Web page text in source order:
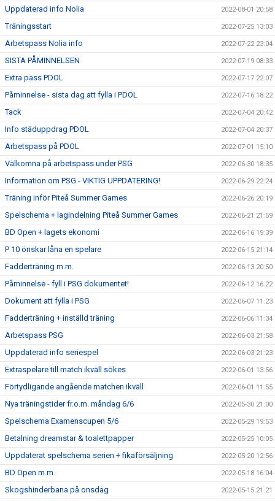
Uppdaterad info Nolia 2022-08-01 20:58
Träningsstart 2022-07-25 13:03
Arbetspass Nolia info 2022-07-22 23:04
SISTA PÅMINNELSEN 2022-07-19 08:33
Extra pass PDOL 2022-07-17 22:07
Påminnelse - sista dag att fylla i PDOL 2022-07-16 18:22
Tack 2022-07-04 20:42
Info städuppdrag PDOL 2022-07-04 20:37
Arbetspass på PDOL 2022-07-01 15:10
Välkomna på arbetspass under PSG 2022-06-30 18:35
Information om PSG - VIKTIG UPPDATERING! 2022-06-29 22:24
Träning inför Piteå Summer Games 2022-06-26 20:19
Spelschema + lagindelning Piteå Summer Games 2022-06-21 21:59
BD Open + lagets ekonomi 2022-06-16 19:39
P 10 önskar låna en spelare 2022-06-15 21:14
Fadderträning m.m. 2022-06-13 20:50
Påminnelse - fyll i PSG dokumentet! 2022-06-12 16:22
Dokument att fylla i PSG 2022-06-07 11:23
Fadderträning + inställd träning 2022-06-06 11:34
Arbetspass PSG 2022-06-03 21:58
Uppdaterad info seriespel 2022-06-03 21:23
Extraspelare till match ikväll sökes 2022-06-01 13:56
Förtydligande angående matchen ikväll 2022-06-01 11:55
Nya träningstider fr.o.m. måndag 6/6 2022-05-30 21:00
Spelschema Examenscupen 5/6 2022-05-29 19:53
Betalning dreamstar & toalettpapper 2022-05-25 10:05
Uppdaterat spelschema serien + fikaförsäljning 2022-05-20 12:56
BD Open m.m. 2022-05-18 16:04
Skogshinderbana på onsdag 2022-05-15 21:21